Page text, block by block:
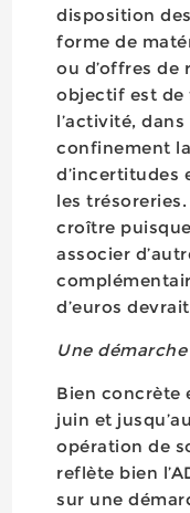
disposition
forme de
ou d’offres de
objectif est de
l’activité,
confinement
d’incertitudes
les
croître
associer
d’euros
Une
Bien concrète
juin et
opération de
reflète bien
sur une